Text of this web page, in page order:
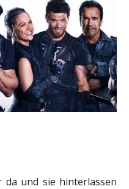
da und sie hinterlassen